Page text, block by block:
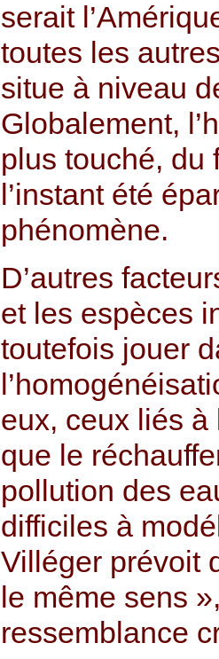
serait
toutes les
situe à niveau
Globalement,
plus touché, du
l’instant été
phénomène.
D’autres
et les espèces
toutefois jouer
eux, ceux liés à
que le
pollution des
difficiles à
Villéger prévoit
le même sens
ressemblance